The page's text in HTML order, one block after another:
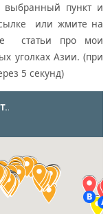
выбранный пункт и
или жмите на
статьи про мои
уголках Азии. (при
5 секунд)